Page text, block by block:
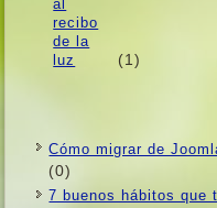
(1)
Cómo migrar de
(0)
7 buenos hábitos que